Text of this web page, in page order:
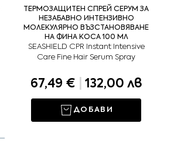
ТЕРМОЗАЩИТЕН СПРЕЙ СЕРУМ ЗА
НЕЗАБАВНО ИНТЕНЗИВНО
МОЛЕКУЛЯРНО ВЪЗСТАНОВЯВАНЕ
НА ФИНА КОСА 100 МЛ
SEASHIELD CPR Instant Intensive
Care Fine Hair Serum Spray
67,49 € 132,00 лв
ДОБАВИ